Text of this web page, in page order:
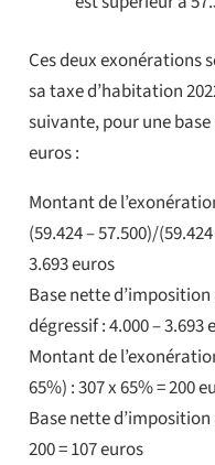
Ces deux exonérations
sa taxe d’habitation
suivante, pour une
euros :
Montant de
(59.424 – 57.500)/
3.693 euros
Base nette
dégressif : 4.000 – 3.693
Montant de
65%) : 307 x 65% = 200
Base nette
200 = 107 euros